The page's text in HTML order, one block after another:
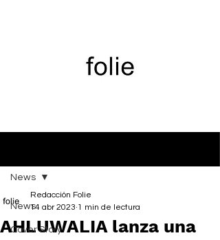
News
Cover Story
News
AHLUWALIA lanza una
Redacción Folie
14 abr 2023 1 min de lectura